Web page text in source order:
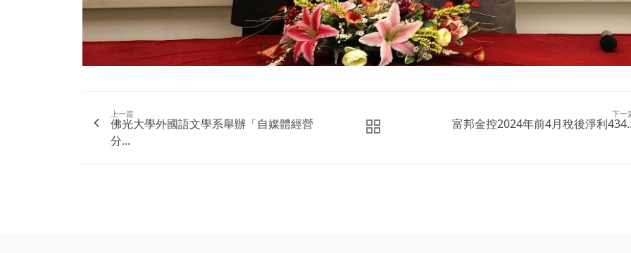
上一篇
佛光大學外國語文學系舉辦「自媒體經營
分...
下一
富邦金控2024年前4月稅後淨利